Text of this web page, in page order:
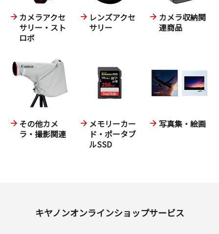
カメラアクセ
サリー・スト
ロボ
レンズアクセ
サリー
カメラ収納関
連商品
その他カメ
ラ・撮影関連
メモリーカー
ド・ポータブ
ルSSD
写真集・絵画
キヤノンオンラインショップサービス